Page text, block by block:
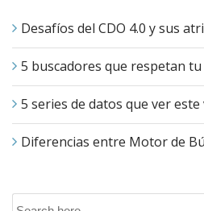
Desafíos del CDO 4.0 y sus
5 buscadores que respetan
5 series de datos que ver
Diferencias entre Motor de